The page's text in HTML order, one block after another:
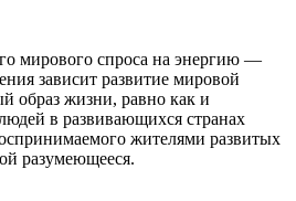
мирового спроса на энергию —
зависит развитие мировой
образ жизни, равно как и
в развивающихся странах
жителями развитых
разумеющееся.